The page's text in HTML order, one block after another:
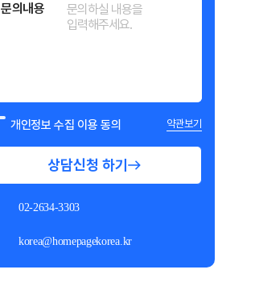
문의내용
개인정보 수집 이용 동의 약관보기
상담신청 하기
02-2634-3303
korea@homepagekorea.kr